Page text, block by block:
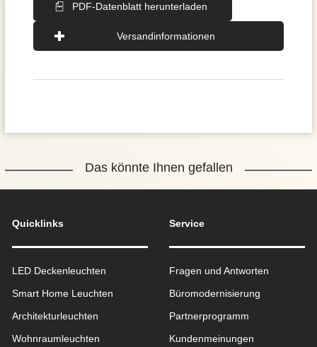
PDF-Datenblatt herunterladen
Versandinformationen
Das könnte Ihnen gefallen
Quicklinks
LED Deckenleuchten
Smart Home Leuchten
Architekturleuchten
Wohnraum­leuchten
Service
Fragen und Antworten
Büromodernisierung
Partnerprogramm
Kundenmeinungen